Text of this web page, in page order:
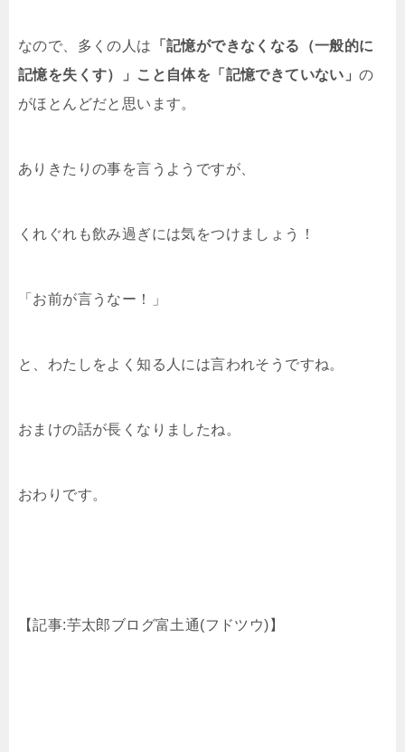
なので、多くの人は 「記憶ができなくなる（一般的に
記憶を失くす）」こと自体を「記憶できていない」の
がほとんどだと思います。
ありきたりの事を言うようですが、
くれぐれも飲み過ぎには気をつけましょう！
「お前が言うなー！」
と、わたしをよく知る人には言われそうですね。
おまけの話が長くなりましたね。
おわりです。
【記事:芋太郎ブログ富土通(フドツウ)】